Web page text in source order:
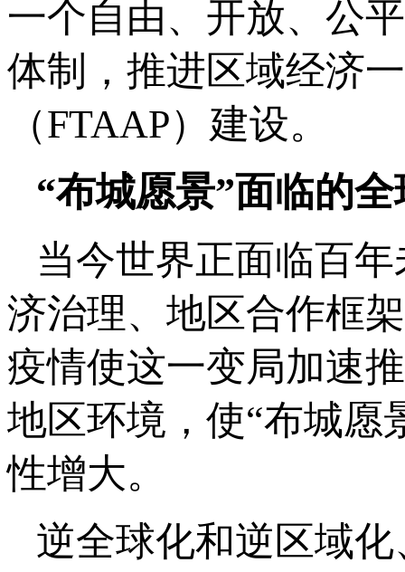
一个自由、开放、公
体制，推进区域经济
（FTAAP）建设。
“布城愿景”面临的
当今世界正面临百
济治理、地区合作框
疫情使这一变局加速
地区环境，使“布城愿
性增大。
逆全球化和逆区域